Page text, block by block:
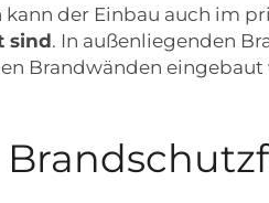
der Einbau auch im
sind. In außenliegenden
Brandwänden